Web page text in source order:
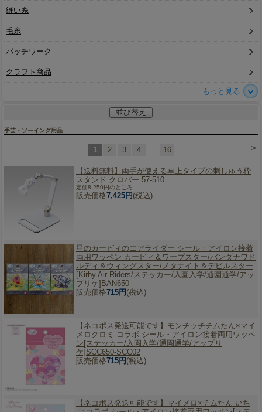
縫い糸
毛糸
パッチワーク
クラフト商品
もっと見る
並び替え
手芸・ソーイング用品
>
1 2 3 4 16
【送料無料】 両手が使える卓上タイプの刺しゅう枠
スタンド クロバー 57-510
定価8,250円のところ
販売価格7,425円 (税込)
星のカービィのエアライダー シール・アイロン接着
両用ワッペン カービィ＆ワープスター/バンダナワド
ルディ＆ウィングスター/メタナイト＆デビルスター
[Kirby Air Riders/ステッカー/入園入学/通園通学/アッ
プリケ]BAN650
販売価格715円 (税込)
【ネコポス発送可能です】 モンチッチチムたん×マイ
メロクロミ コラボ シール・アイロン接着両用ワッペ
ン[ステッカー/入園入学/通園通学/アップリ
ケ]SCC650-SCC02
販売価格715円 (税込)
【ネコポス発送可能です】 マイメロ×チムたん いち